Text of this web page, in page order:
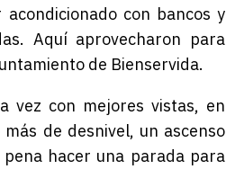
con bancos y
Aquí aprovecharon para
de Bienservida.
vez con mejores vistas, en
de desnivel, un ascenso
hacer una parada para